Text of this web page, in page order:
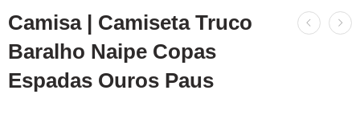
Camisa | Camiseta Truco
Baralho Naipe Copas
Espadas Ouros Paus